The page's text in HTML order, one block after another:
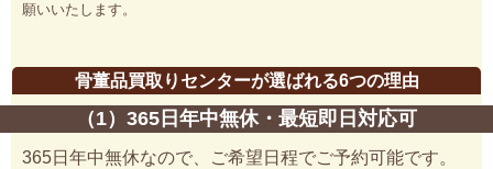
願いいたします。
骨董品買取りセンターが選ばれる6つの理由
（1）365日年中無休・最短即日対応可
365日年中無休なので、ご希望日程でご予約可能です。